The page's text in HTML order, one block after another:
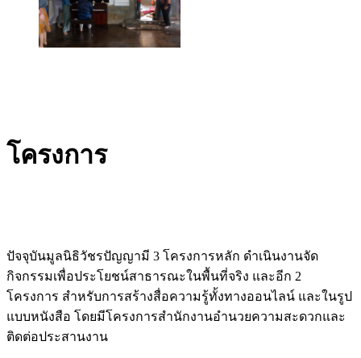
โครงการ
ปัจจุบันมูลนิธิวัชรปัญญามี 3 โครงการหลัก ดำเนินงานจัด
กิจกรรมเพื่อประโยชน์สาธารณะในพื้นที่จริง และอีก 2
โครงการ สำหรับการสร้างสื่อความรู้ทั้งทางออนไลน์ และในรูป
แบบหนังสือ โดยมีโครงการสำนักงานอำนวยความสะดวกและ
ติดต่อประสานงาน